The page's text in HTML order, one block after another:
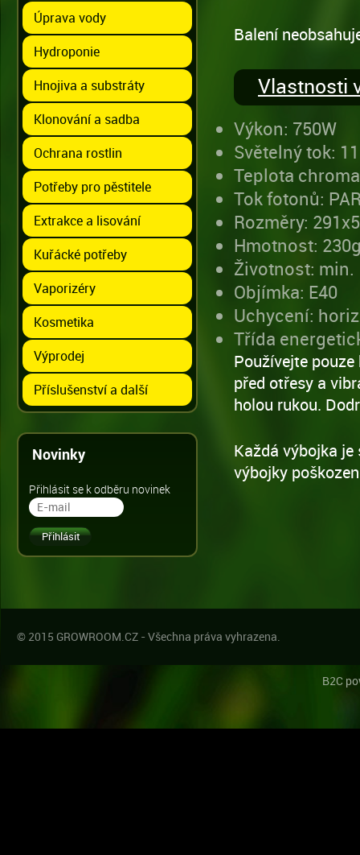
Úprava vody
Hydroponie
Hnojiva a substráty
Klonování a sadba
Ochrana rostlin
Potřeby pro pěstitele
Extrakce a lisování
Kuřácké potřeby
Vaporizéry
Kosmetika
Výprodej
Příslušenství a další
Novinky
Přihlásit se k odběru novinek
Balení
Vlastnosti
Výkon: 750W
Světelný tok:
Teplota
Tok fotonů:
Rozměry:
Hmotnost:
Životnost: min.
Objímka: E40
Uchycení:
Třída
Používejte
před otřesy a
holou rukou.
Každá výbojka
výbojky
© 2015 GROWROOM.CZ - Všechna práva vyhrazena.
B2C